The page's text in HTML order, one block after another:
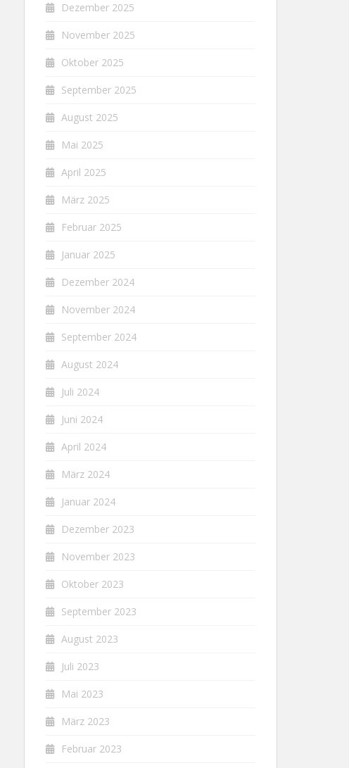
Dezember 2025
November 2025
Oktober 2025
September 2025
August 2025
Mai 2025
April 2025
März 2025
Februar 2025
Januar 2025
Dezember 2024
November 2024
September 2024
August 2024
Juli 2024
Juni 2024
April 2024
März 2024
Januar 2024
Dezember 2023
November 2023
Oktober 2023
September 2023
August 2023
Juli 2023
Mai 2023
März 2023
Februar 2023